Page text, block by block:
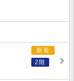
新着
2階